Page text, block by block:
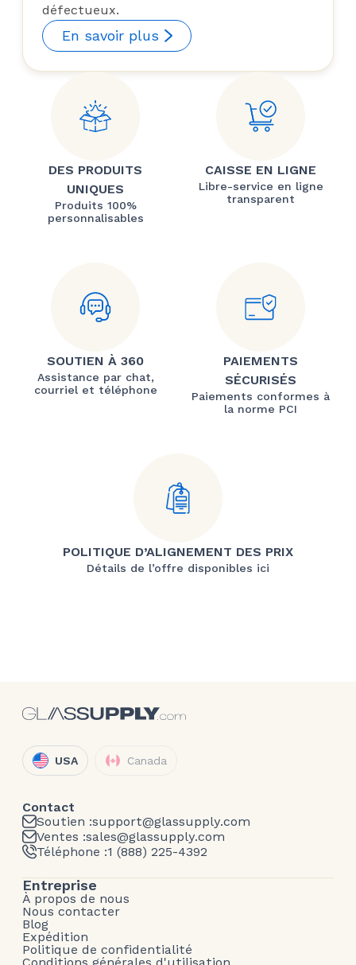
défectueux.
En savoir plus
DES PRODUITS
UNIQUES
Produits 100%
personnalisables
CAISSE EN LIGNE
Libre-service en ligne
transparent
SOUTIEN À 360
Assistance par chat,
courriel et téléphone
PAIEMENTS
SÉCURISÉS
Paiements conformes à
la norme PCI
POLITIQUE D’ALIGNEMENT DES PRIX
Détails de l’offre disponibles ici
USA Canada
Contact
Soutien :support@glassupply.com
Ventes :sales@glassupply.com
Téléphone :1 (888) 225-4392
Entreprise
À propos de nous
Nous contacter
Blog
Expédition
Politique de confidentialité